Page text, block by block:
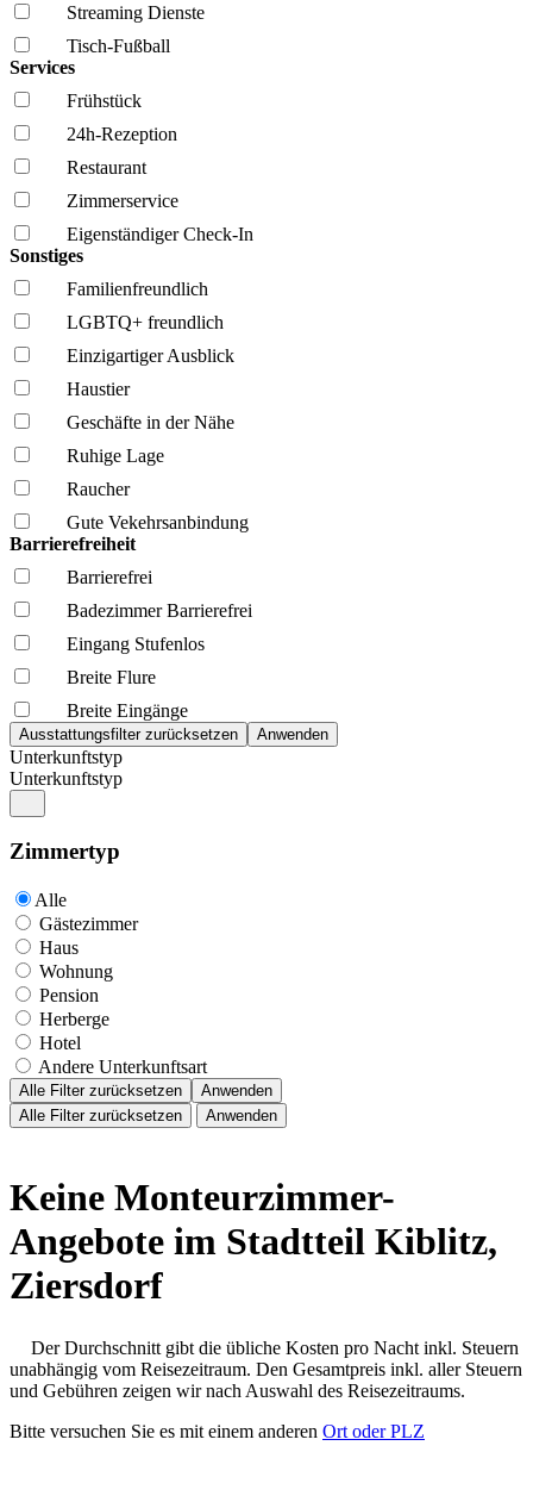
Streaming Dienste
Tisch-Fußball
Services
Frühstück
24h-Rezeption
Restaurant
Zimmerservice
Eigenständiger Check-In
Sonstiges
Familien­freundlich
LGBTQ+ freundlich
Einzigartiger Ausblick
Haustier
Geschäfte in der Nähe
Ruhige Lage
Raucher
Gute Vekehrsanbindung
Barrierefreiheit
Barrierefrei
Badezimmer Barrierefrei
Eingang Stufenlos
Breite Flure
Breite Eingänge
Unterkunftstyp
Unterkunftstyp
Zimmertyp
Alle
Gästezimmer
Haus
Wohnung
Pension
Herberge
Hotel
Andere Unterkunftsart
Alle Filter zurücksetzen
Anwenden
Alle Filter zurücksetzen
Anwenden
Keine Monteurzimmer-
Angebote im Stadtteil Kiblitz,
Ziersdorf
Der Durchschnitt gibt die übliche Kosten pro Nacht inkl. Steuern
unabhängig vom Reisezeitraum. Den Gesamtpreis inkl. aller Steuern
und Gebühren zeigen wir nach Auswahl des Reisezeitraums.
Bitte versuchen Sie es mit einem anderen Ort oder PLZ